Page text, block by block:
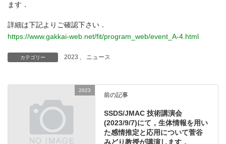
ます．
詳細は下記よりご確認下さい．
https://www.gakkai-web.net/fit/program_web/event_A-4.html
カテゴリー 2023 、 ニュース
2023
前の記事
SSDS/JMAC 技術講演会
(2023/9/7)にて，生体情報を用い
た感情推定と応用について菅谷
みどり教授が講演します．